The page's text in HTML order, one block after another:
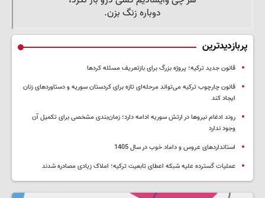
پربازدیدترین
قانون جدید ترکیه؛ پروژه بزرگ‌ برای بازتعریف مسئله کردها
قانون چارچوب ترکیه می‌تواند مرحله‌ای تازه برای کردستان سوریه و دستاوردهای زنان
ایجاد کند
روند ادغام نیروها در ارتش سوریه ادامه دارد؛ زمان‌بندی مشخصی برای تکمیل آن
وجود ندارد
استانداردهای عروس و داماد خوب در سال 1405
عملیات گسترده علیه شبکه اعطای تابعیت ترکیه؛ املاک زیادی مصادره شدند